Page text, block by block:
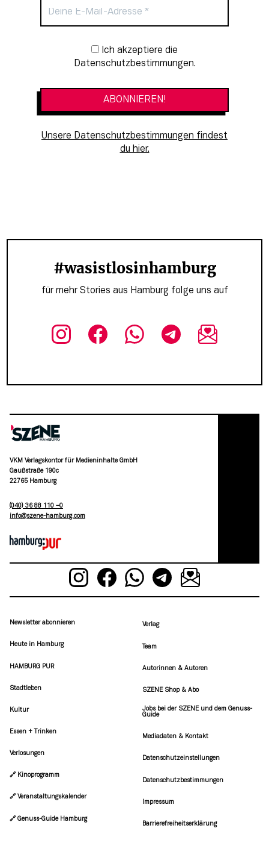
Newsletter-Anmeldung
Datenschutzbestimmungen.
Unsere Datenschutzbestimmungen findest
du hier.
#wasistlosinhamburg
für mehr Stories aus Hamburg folge uns auf
VKM Verlagskontor für Medieninhalte GmbH
Gaußstraße 190c
22765 Hamburg
(040) 36 88 110 –0
moc.grubmah-enezs@ofni
Newsletter abonnieren
Heute in Hamburg
HAMBURG PUR
Stadtleben
Kultur
Essen + Trinken
Verlosungen
🔗 Kinoprogramm
🔗 Veranstaltungskalender
🔗 Genuss-Guide Hamburg
Verlag
Team
Autorinnen & Autoren
SZENE Shop & Abo
Jobs bei der SZENE und dem Genuss-
Guide
Mediadaten & Kontakt
Datenschutzeinstellungen
Datenschutzbestimmungen
Impressum
Barrierefreiheitserklärung